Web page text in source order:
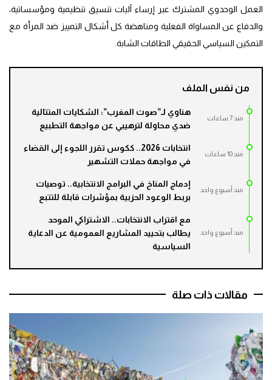
العمل الوحدوي المشترك عبر إرساء آليات تنسيق تنظيمية ومؤسساتية،
والدفاع عن المساواة الفعلية ومناهضة كل أشكال التمييز ضد المرأة مع
التمكين السياسي الحقيقي الطاقات الشابة.
من نفس الملف
مند 7 ساعات
هناوي لـ”صوت المغرب”: الشكايات المتتالية
ضدي محاولة لترهيبي عن مواجهة التطبيع
مند 10 ساعات
انتخابات 2026.. ككوس تقرر اللجوء إلى القضاء
في مواجهة حملات التشهير
مند أسبوع واحد
إدماج المناخ في البرامج الانتخابية.. توصيات
بربط الوعود الحزبية بمؤشرات قابلة للتتبع
مند أسبوع واحد
مع اقتراب الانتخابات.. الاشتراكي الموحد
يطالب بتحييد المشاريع العمومية عن الدعاية
السياسية
مقالات ذات صلة